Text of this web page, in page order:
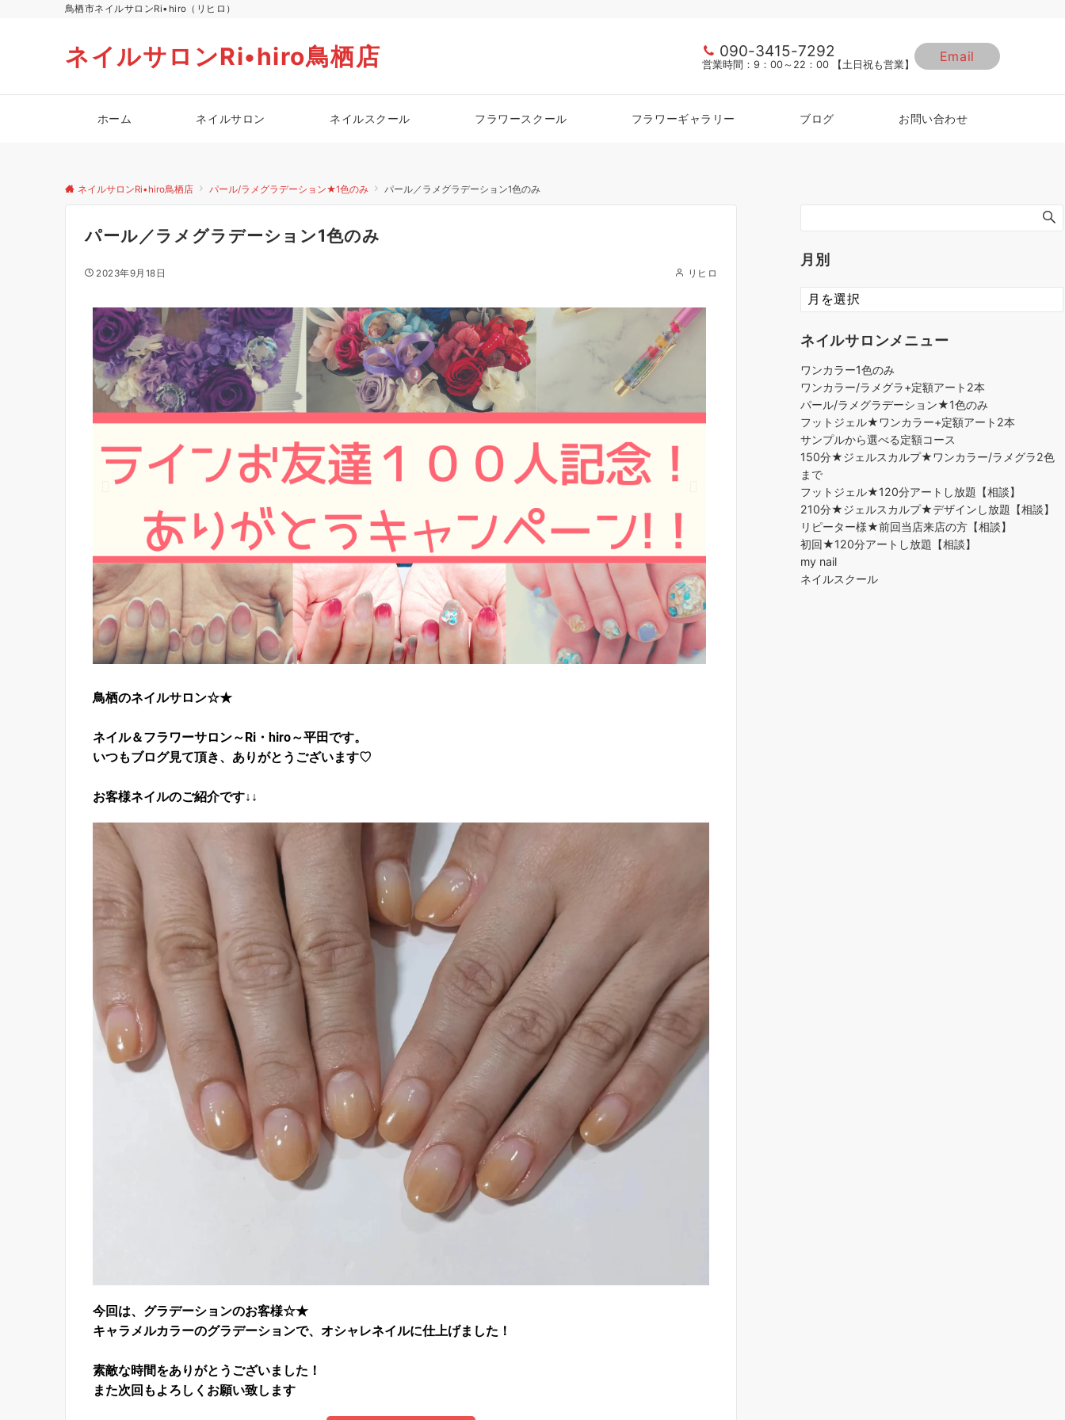
鳥栖市ネイルサロンRi•hiro（リヒロ）
ネイルサロンRi•hiro鳥栖店 090-3415-7292
営業時間：9：00～22：00 【土日祝も営業】
Email
ホーム ネイルサロン ネイルスクール フラワースクール フラワーギャラリー ブログ お問い合わせ
ネイルサロンRi•hiro鳥栖店 パール/ラメグラデーション★1色のみ パール／ラメグラデーション1色のみ
パール／ラメグラデーション1色のみ
2023年9月18日 リヒロ
鳥栖のネイルサロン☆★
ネイル＆フラワーサロン～Ri・hiro～平田です。
いつもブログ見て頂き、ありがとうございます♡
お客様ネイルのご紹介です↓↓
今回は、グラデーションのお客様☆★
キャラメルカラーのグラデーションで、オシャレネイルに仕上げました！
素敵な時間をありがとうございました！
また次回もよろしくお願い致します
月別
ネイルサロンメニュー
ワンカラー1色のみ
ワンカラー/ラメグラ+定額アート2本
パール/ラメグラデーション★1色のみ
フットジェル★ワンカラー+定額アート2本
サンプルから選べる定額コース
150分★ジェルスカルプ★ワンカラー/ラメグラ2色
まで
フットジェル★120分アートし放題【相談】
210分★ジェルスカルプ★デザインし放題【相談】
リピーター様★前回当店来店の方【相談】
初回★120分アートし放題【相談】
my nail
ネイルスクール